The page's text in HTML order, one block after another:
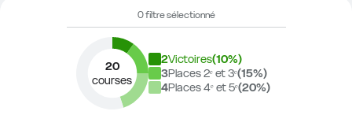
0 filtre sélectionné
20
courses
2Victoires(10%)
3Places 2ᵉ et 3ᵉ(15%)
4Places 4ᵉ et 5ᵉ(20%)